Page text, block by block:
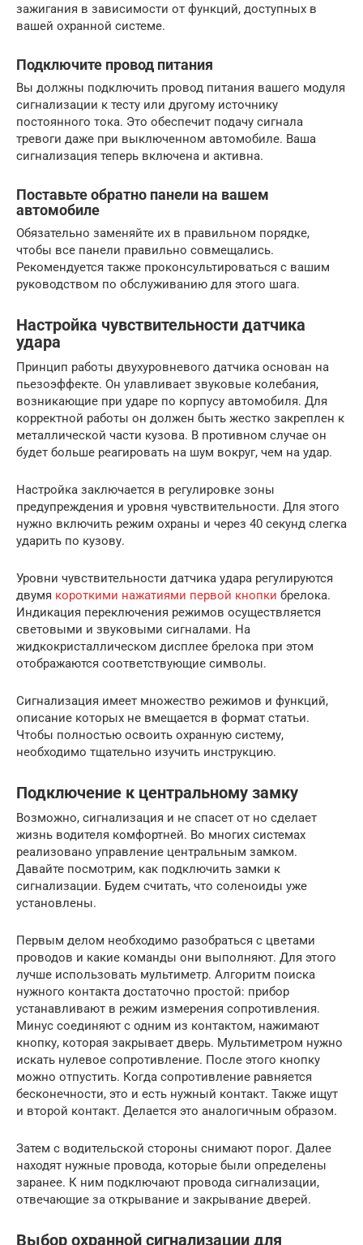
зажигания в зависимости от функций, доступных в
вашей охранной системе.
Подключите провод питания
Вы должны подключить провод питания вашего модуля
сигнализации к тесту или другому источнику
постоянного тока. Это обеспечит подачу сигнала
тревоги даже при выключенном автомобиле. Ваша
сигнализация теперь включена и активна.
Поставьте обратно панели на вашем
автомобиле
Обязательно заменяйте их в правильном порядке,
чтобы все панели правильно совмещались.
Рекомендуется также проконсультироваться с вашим
руководством по обслуживанию для этого шага.
Настройка чувствительности датчика
удара
Принцип работы двухуровневого датчика основан на
пьезоэффекте. Он улавливает звуковые колебания,
возникающие при ударе по корпусу автомобиля. Для
корректной работы он должен быть жестко закреплен к
металлической части кузова. В противном случае он
будет больше реагировать на шум вокруг, чем на удар.
Настройка заключается в регулировке зоны
предупреждения и уровня чувствительности. Для этого
нужно включить режим охраны и через 40 секунд слегка
ударить по кузову.
Уровни чувствительности датчика удара регулируются
двумя короткими нажатиями первой кнопки брелока.
Индикация переключения режимов осуществляется
световыми и звуковыми сигналами. На
жидкокристаллическом дисплее брелока при этом
отображаются соответствующие символы.
Сигнализация имеет множество режимов и функций,
описание которых не вмещается в формат статьи.
Чтобы полностью освоить охранную систему,
необходимо тщательно изучить инструкцию.
Подключение к центральному замку
Возможно, сигнализация и не спасет от но сделает
жизнь водителя комфортней. Во многих системах
реализовано управление центральным замком.
Давайте посмотрим, как подключить замки к
сигнализации. Будем считать, что соленоиды уже
установлены.
Первым делом необходимо разобраться с цветами
проводов и какие команды они выполняют. Для этого
лучше использовать мультиметр. Алгоритм поиска
нужного контакта достаточно простой: прибор
устанавливают в режим измерения сопротивления.
Минус соединяют с одним из контактом, нажимают
кнопку, которая закрывает дверь. Мультиметром нужно
искать нулевое сопротивление. После этого кнопку
можно отпустить. Когда сопротивление равняется
бесконечности, это и есть нужный контакт. Также ищут
и второй контакт. Делается это аналогичным образом.
Затем с водительской стороны снимают порог. Далее
находят нужные провода, которые были определены
заранее. К ним подключают провода сигнализации,
отвечающие за открывание и закрывание дверей.
Выбор охранной сигнализации для